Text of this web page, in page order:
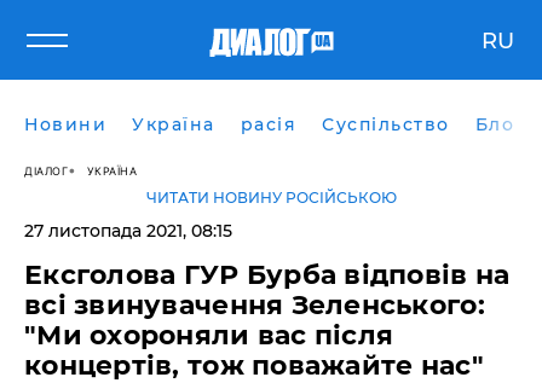
RU
Новини Україна расія Суспільство Блоги
ДІАЛОГ УКРАЇНА
ЧИТАТИ НОВИНУ РОСІЙСЬКОЮ
27 листопада 2021, 08:15
Ексголова ГУР Бурба відповів на
всі звинувачення Зеленського:
"Ми охороняли вас після
концертів, тож поважайте нас"